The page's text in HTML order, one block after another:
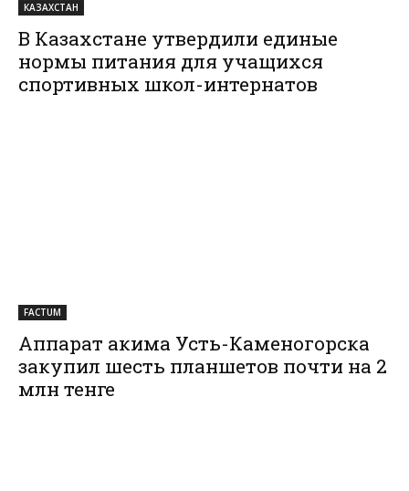
КАЗАХСТАН
В Казахстане утвердили единые
нормы питания для учащихся
спортивных школ-интернатов
FACTUM
Аппарат акима Усть-Каменогорска
закупил шесть планшетов почти на 2
млн тенге